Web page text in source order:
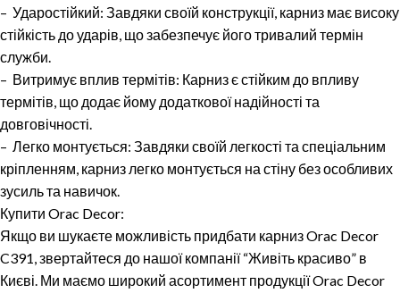
– Ударостійкий: Завдяки своїй конструкції, карниз має високу
стійкість до ударів, що забезпечує його тривалий термін
служби.
– Витримує вплив термітів: Карниз є стійким до впливу
термітів, що додає йому додаткової надійності та
довговічності.
– Легко монтується: Завдяки своїй легкості та спеціальним
кріпленням, карниз легко монтується на стіну без особливих
зусиль та навичок.
Купити Orac Decor:
Якщо ви шукаєте можливість придбати карниз Orac Decor
C391, звертайтеся до нашої компанії “Живіть красиво” в
Києві. Ми маємо широкий асортимент продукції Orac Decor